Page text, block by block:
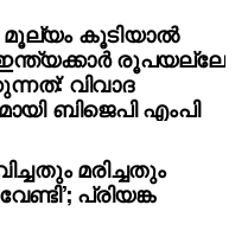
150ാം വാർഷിക
അംഗങ്ങൾ.
ശ്രമിച്ചുവെന്ന്
വിഷയങ്ങൾ ചർച്ച
മൂല്യം കൂടിയാല്‍
രൂപയല്ലേ
വിവാദ
ബിജെപി എംപി
മരിച്ചതും
പ്രിയങ്ക